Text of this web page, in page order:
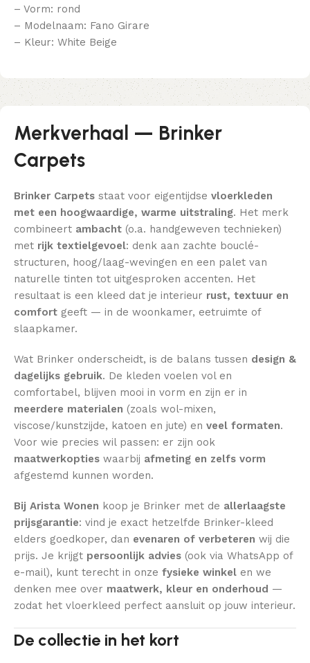
– Vorm: rond
– Modelnaam: Fano Girare
– Kleur: White Beige
Merkverhaal — Brinker
Carpets
Brinker Carpets staat voor eigentijdse vloerkleden
met een hoogwaardige, warme uitstraling. Het merk
combineert ambacht (o.a. handgeweven technieken)
met rijk textielgevoel: denk aan zachte bouclé-
structuren, hoog/laag-wevingen en een palet van
naturelle tinten tot uitgesproken accenten. Het
resultaat is een kleed dat je interieur rust, textuur en
comfort geeft — in de woonkamer, eetruimte of
slaapkamer.
Wat Brinker onderscheidt, is de balans tussen design &
dagelijks gebruik. De kleden voelen vol en
comfortabel, blijven mooi in vorm en zijn er in
meerdere materialen (zoals wol-mixen,
viscose/kunstzijde, katoen en jute) en veel formaten.
Voor wie precies wil passen: er zijn ook
maatwerkopties waarbij afmeting en zelfs vorm
afgestemd kunnen worden.
Bij Arista Wonen koop je Brinker met de allerlaagste
prijsgarantie: vind je exact hetzelfde Brinker-kleed
elders goedkoper, dan evenaren of verbeteren wij die
prijs. Je krijgt persoonlijk advies (ook via WhatsApp of
e-mail), kunt terecht in onze fysieke winkel en we
denken mee over maatwerk, kleur en onderhoud —
zodat het vloerkleed perfect aansluit op jouw interieur.
De collectie in het kort